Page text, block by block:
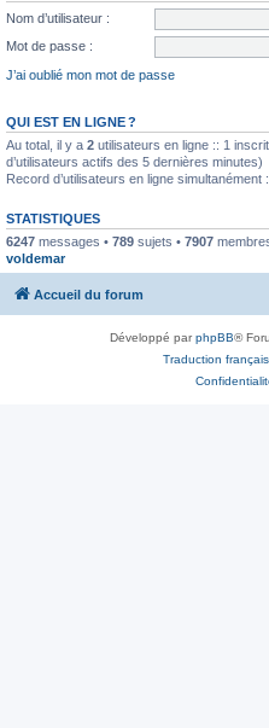
Nom d’utilisateur :
Mot de passe :
J’ai oublié mon mot de passe
QUI EST EN LIGNE ?
Au total, il y a 2 utilisateurs en ligne :: 1
d’utilisateurs actifs des 5 dernières minutes)
Record d’utilisateurs en ligne simultanément :
STATISTIQUES
6247 messages • 789 sujets • 7907
voldemar
Accueil du forum
Développé parphpBB®
Traduction